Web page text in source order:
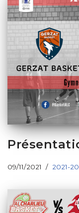
09/11/2021 2021-